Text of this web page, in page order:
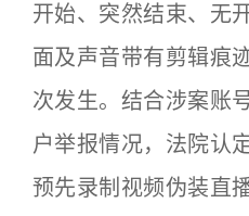
开始、突然结束、无
面及声音带有剪辑痕
次发生。结合涉案账
户举报情况，法院认
预先录制视频伪装直